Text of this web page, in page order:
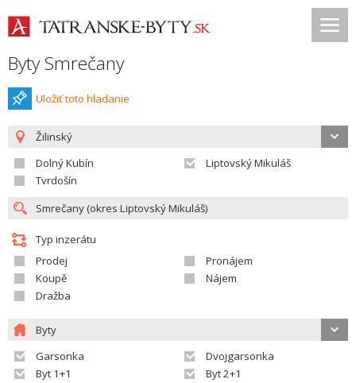
Byty Smrečany
Uložiť toto hladanie
Žilinský
Dolný Kubín
Liptovský Mikuláš
Tvrdošín
Typ inzerátu
Prodej
Pronájem
Koupě
Nájem
Dražba
Byty
Garsonka
Dvojgarsonka
Byt 1+1
Byt 2+1